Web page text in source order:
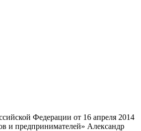
Федерации от 16 апреля 2014
и предпринимателей» Александр